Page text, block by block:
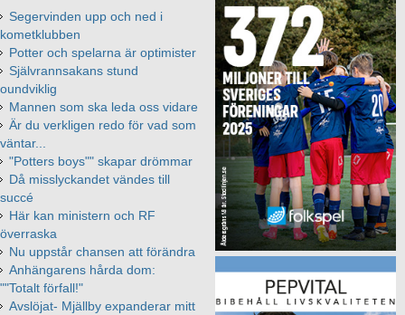
Segervinden upp och ned i
kometklubben
Potter och spelarna är optimister
Självrannsakans stund
oundviklig
Mannen som ska leda oss vidare
Är du verkligen redo för vad som
väntar...
"Potters boys"" skapar drömmar
Då misslyckandet vändes till
succé
Här kan ministern och RF
överraska
Nu uppstår chansen att förändra
Anhängarens hårda dom:
""Totalt förfall!"
Avslöjat- Mjällby expanderar mitt